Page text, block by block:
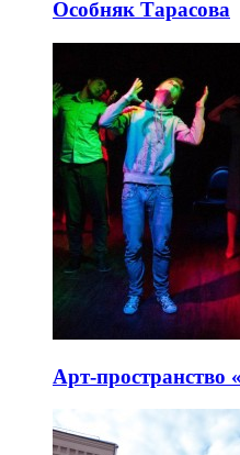
Особняк Тарасова
Арт-пространство